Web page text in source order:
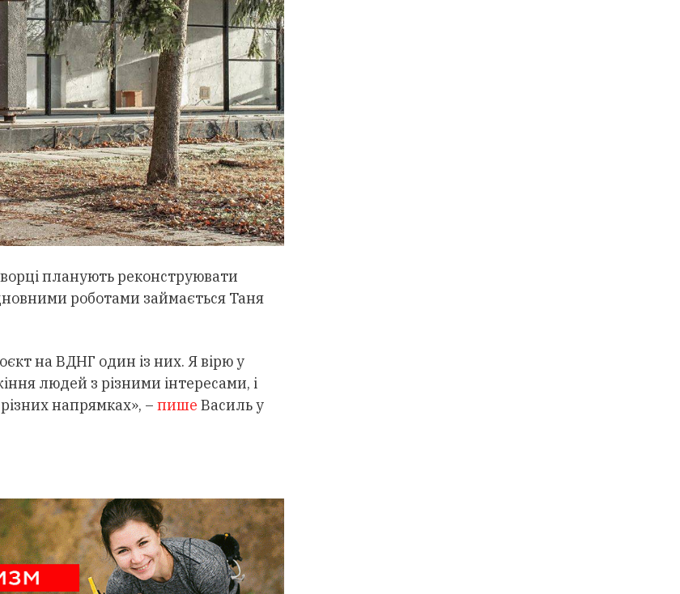
планують реконструювати
роботами займається Таня
на ВДНГ один із них. Я вірю у
людей з різними інтересами, і
напрямках», – пише Василь у